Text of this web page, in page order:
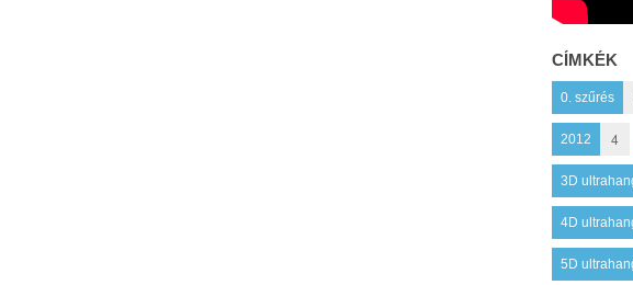
CÍMKÉK
0. szűrés
2012 4
3D
4D
5D